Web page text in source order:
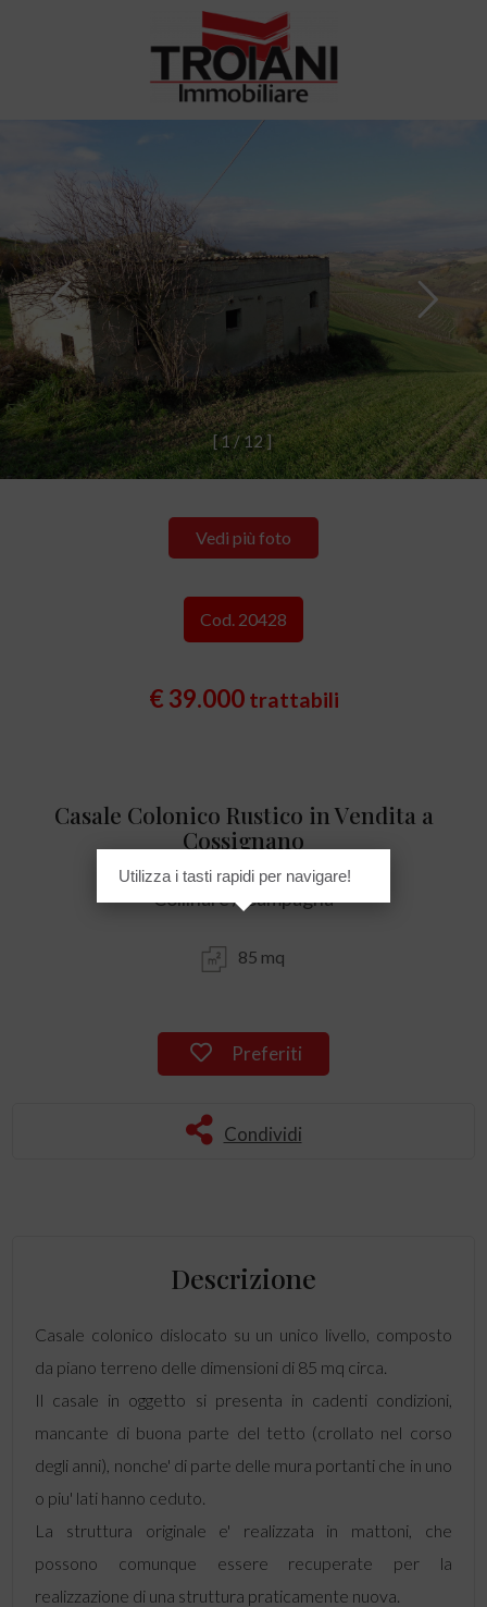
[1/ 12 ]
Vedi più foto
Cod. 20428
€ 39.000 trattabili
Casale Colonico Rustico in Vendita a
Cossignano
Collinare / Campagna
85 mq
Preferiti
Condividi
Descrizione
Casale colonico dislocato su un unico livello, composto
da piano terreno delle dimensioni di 85 mq circa.
Il casale in oggetto si presenta in cadenti condizioni,
mancante di buona parte del tetto (crollato nel corso
degli anni), nonche' di parte delle mura portanti che in uno
o piu' lati hanno ceduto.
La struttura originale e' realizzata in mattoni, che
possono comunque essere recuperate per la
realizzazione di una struttura praticamente nuova.
Utilizza i tasti rapidi per navigare!